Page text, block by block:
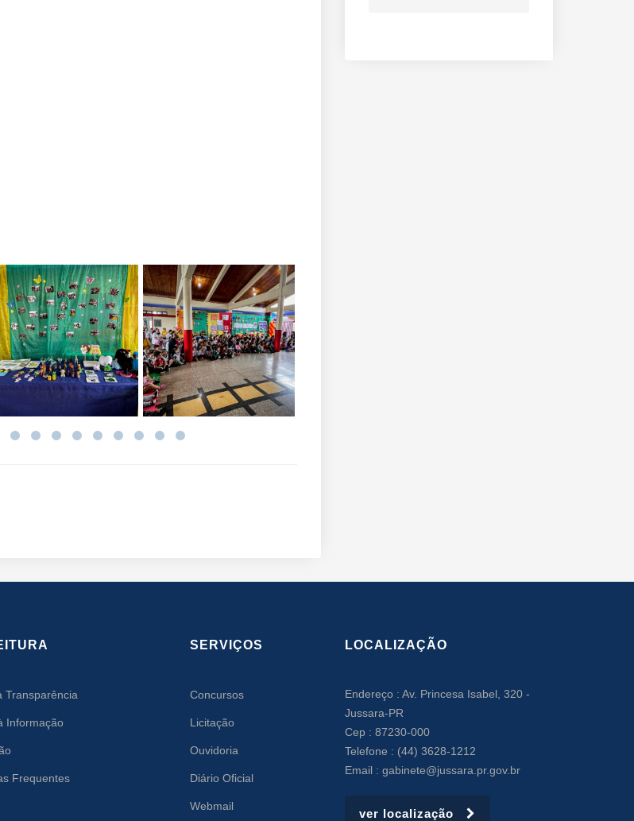
Transparência
Informação
Frequentes
SERVIÇOS
Concursos
Licitação
Ouvidoria
Diário Oficial
Webmail
LOCALIZAÇÃO
Endereço : Av. Princesa Isabel, 320 -
Jussara-PR
Cep : 87230-000
Telefone : (44) 3628-1212
Email : gabinete@jussara.pr.gov.br
ver localização